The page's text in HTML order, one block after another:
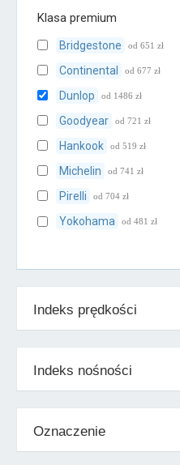
Klasa premium
Bridgestone od 651 zł
Continental od 677 zł
Dunlop od 1486 zł
Goodyear od 721 zł
Hankook od 519 zł
Michelin od 741 zł
Pirelli od 704 zł
Yokohama od 481 zł
Firestone od 540 zł
Kumho od 421 zł
Toyo od 475 zł
Indeks prędkości
Indeks nośności
Oznaczenie